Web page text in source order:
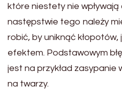
które niestety nie
następstwie tego należy
robić, by uniknąć
efektem. Podstawowym
jest na przykład zasypanie
na twarzy.